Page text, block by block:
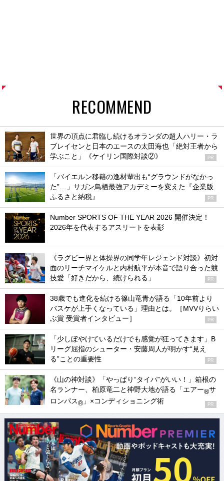
RECOMMEND
世界の頂点に君臨し続けるオランダの超人ハリー・ラ
ブレイセンと日本のエースの太田海也「絶対王者から
学ぶこと」《ケイリン国際対談②》
PR
「バイエルン移籍の逸材輩出も“グラウンドがなかっ
た”…」サガン鳥栖最強アカデミーを変えた『企業版
ふるさと納税』
PR
Number SPORTS OF THE YEAR 2026 開催決定！
2026年を代表するアスリートを表彰
《ラグビー界と体操界の同学年レジェンド対談》初対
面のリーチマイケルと内村航平が本音で語り合った競
技愛「好きだから、続けられる」
PR
38歳でも進化を続ける篠山竜青が語る「10年前より
バスケが上手くなっている」理由とは。［MVVりらい
ぶ賞 受賞者インタビュー］
PR
「少しぼやけているだけでも感覚が狂ってきます」B
リーグ屈指のシューター・安藤周人が明かす“見え
る”ことの重要性
PR
《山の神対談》「やっぱり“タイパ”がいい！」箱根の
名ランナー、柏原竜二と神野大地が語る「エアー®サ
ロンパス® 」×コンディショニング術 PR